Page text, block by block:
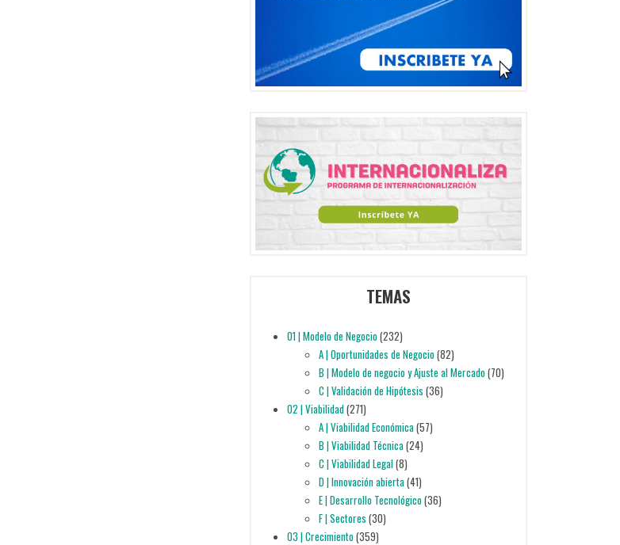
TEMAS
01 | Modelo de Negocio(232)
A | Oportunidades de Negocio(82)
B | Modelo de negocio y Ajuste al Mercado(70)
C | Validación de Hipótesis (36)
02 | Viabilidad(271)
A | Viabilidad Económica(57)
B | Viabilidad Técnica(24)
C | Viabilidad Legal(8)
D | Innovación abierta(41)
E | Desarrollo Tecnológico(36)
F | Sectores (30)
03 | Crecimiento(359)